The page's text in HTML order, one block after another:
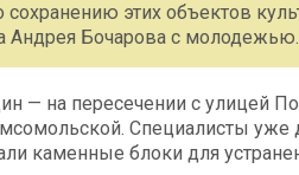
этих объектов
Андрея Бочарова с молодежью.
— на пересечении с улицей
Специалисты уже
каменные блоки для